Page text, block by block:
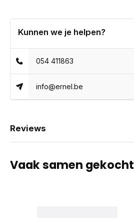
Kunnen we je helpen?
054 411863
info@ernel.be
Reviews
Vaak samen gekocht